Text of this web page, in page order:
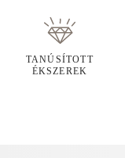
TANÚSÍTOTT
ÉKSZEREK